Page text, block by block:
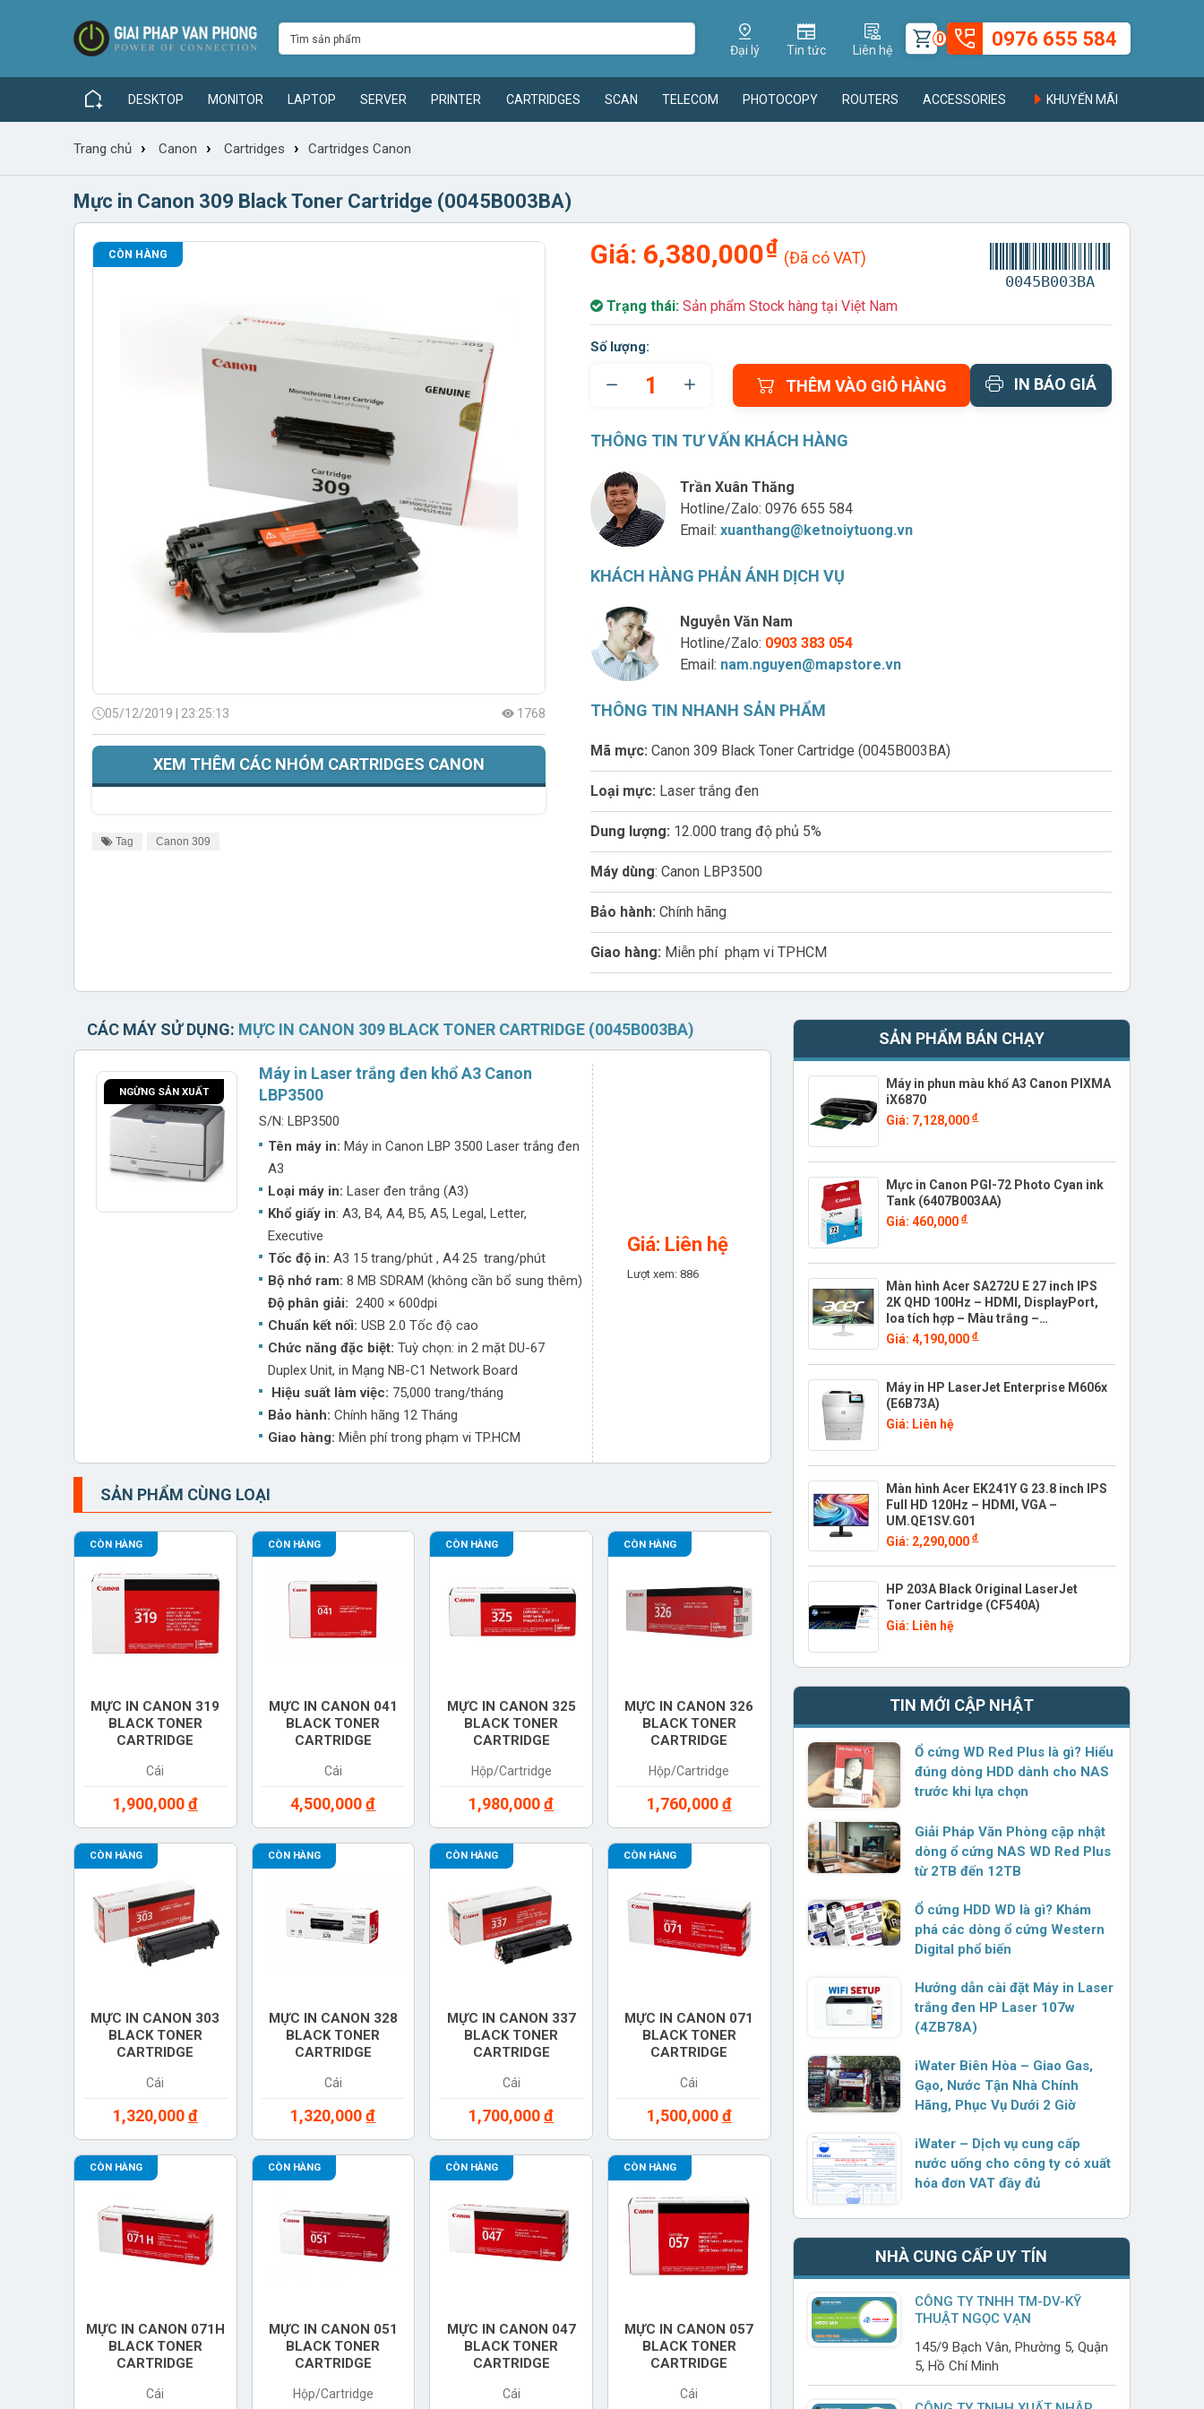
Đại lý Tin tức Liên hệ
0 0976 655 584
DESKTOP MONITOR LAPTOP SERVER PRINTER CARTRIDGES SCAN TELECOM PHOTOCOPY ROUTERS ACCESSORIES KHUYẾN MÃI
Trang chủ › Canon › Cartridges › Cartridges Canon
Mực in Canon 309 Black Toner Cartridge (0045B003BA)
CÒN HÀNG
05/12/2019 | 23:25:13 1768
XEM THÊM CÁC NHÓM CARTRIDGES CANON
Tag Canon 309
Giá: 6,380,000₫ (Đã có VAT)
0045B003BA
Trạng thái: Sản phẩm Stock hàng tại Việt Nam
Số lượng:
THÊM VÀO GIỎ HÀNG IN BÁO GIÁ
THÔNG TIN TƯ VẤN KHÁCH HÀNG
Trần Xuân Thăng
Hotline/Zalo: 0976 655 584
Email: xuanthang@ketnoiytuong.vn
KHÁCH HÀNG PHẢN ÁNH DỊCH VỤ
Nguyễn Văn Nam
Hotline/Zalo: 0903 383 054
Email: nam.nguyen@mapstore.vn
THÔNG TIN NHANH SẢN PHẨM
Mã mực: Canon 309 Black Toner Cartridge (0045B003BA)
Loại mực: Laser trắng đen
Dung lượng: 12.000 trang độ phủ 5%
Máy dùng: Canon LBP3500
Bảo hành: Chính hãng
Giao hàng: Miễn phí phạm vi TPHCM
CÁC MÁY SỬ DỤNG: MỰC IN CANON 309 BLACK TONER CARTRIDGE (0045B003BA)
NGỪNG SẢN XUẤT
Máy in Laser trắng đen khổ A3 Canon
LBP3500
S/N: LBP3500
Tên máy in: Máy in Canon LBP 3500 Laser trắng đen
A3
Loại máy in: Laser đen trắng (A3)
Khổ giấy in: A3, B4, A4, B5, A5, Legal, Letter,
Executive
Tốc độ in: A3 15 trang/phút , A4 25 trang/phút
Bộ nhớ ram: 8 MB SDRAM (không cần bổ sung thêm)
Độ phân giải: 2400 × 600dpi
Chuẩn kết nối: USB 2.0 Tốc độ cao
Chức năng đặc biệt: Tuỳ chọn: in 2 mặt DU-67
Duplex Unit, in Mạng NB-C1 Network Board
Hiệu suất làm việc: 75,000 trang/tháng
Bảo hành: Chính hãng 12 Tháng
Giao hàng: Miễn phí trong phạm vi TP.HCM
Giá: Liên hệ
Lượt xem: 886
SẢN PHẨM CÙNG LOẠI
CÒN HÀNG
MỰC IN CANON 319
BLACK TONER
CARTRIDGE
Cái
1,900,000đ
CÒN HÀNG
MỰC IN CANON 041
BLACK TONER
CARTRIDGE
Cái
4,500,000đ
CÒN HÀNG
MỰC IN CANON 325
BLACK TONER
CARTRIDGE
Hộp/Cartridge
1,980,000đ
CÒN HÀNG
MỰC IN CANON 326
BLACK TONER
CARTRIDGE
Hộp/Cartridge
1,760,000đ
CÒN HÀNG
MỰC IN CANON 303
BLACK TONER
CARTRIDGE
Cái
1,320,000đ
CÒN HÀNG
MỰC IN CANON 328
BLACK TONER
CARTRIDGE
Cái
1,320,000đ
CÒN HÀNG
MỰC IN CANON 337
BLACK TONER
CARTRIDGE
Cái
1,700,000đ
CÒN HÀNG
MỰC IN CANON 071
BLACK TONER
CARTRIDGE
Cái
1,500,000đ
CÒN HÀNG
MỰC IN CANON 071H
BLACK TONER
CARTRIDGE
Cái
CÒN HÀNG
MỰC IN CANON 051
BLACK TONER
CARTRIDGE
Hộp/Cartridge
CÒN HÀNG
MỰC IN CANON 047
BLACK TONER
CARTRIDGE
Cái
CÒN HÀNG
MỰC IN CANON 057
BLACK TONER
CARTRIDGE
Cái
SẢN PHẨM BÁN CHẠY
Máy in phun màu khổ A3 Canon PIXMA
iX6870
Giá: 7,128,000đ
Mực in Canon PGI-72 Photo Cyan ink
Tank (6407B003AA)
Giá: 460,000đ
Màn hình Acer SA272U E 27 inch IPS
2K QHD 100Hz – HDMI, DisplayPort,
loa tích hợp – Màu trắng –
UM.HS2SV.E03
Giá: 4,190,000đ
Máy in HP LaserJet Enterprise M606x
(E6B73A)
Giá: Liên hệ
Màn hình Acer EK241Y G 23.8 inch IPS
Full HD 120Hz – HDMI, VGA –
UM.QE1SV.G01
Giá: 2,290,000đ
HP 203A Black Original LaserJet
Toner Cartridge (CF540A)
Giá: Liên hệ
TIN MỚI CẬP NHẬT
Ổ cứng WD Red Plus là gì? Hiểu
đúng dòng HDD dành cho NAS
trước khi lựa chọn
Giải Pháp Văn Phòng cập nhật
dòng ổ cứng NAS WD Red Plus
từ 2TB đến 12TB
Ổ cứng HDD WD là gì? Khám
phá các dòng ổ cứng Western
Digital phổ biến
Hướng dẫn cài đặt Máy in Laser
trắng đen HP Laser 107w
(4ZB78A)
iWater Biên Hòa – Giao Gas,
Gạo, Nước Tận Nhà Chính
Hãng, Phục Vụ Dưới 2 Giờ
iWater – Dịch vụ cung cấp
nước uống cho công ty có xuất
hóa đơn VAT đầy đủ
NHÀ CUNG CẤP UY TÍN
CÔNG TY TNHH TM-DV-KỸ
THUẬT NGỌC VẠN
145/9 Bạch Vân, Phường 5, Quận
5, Hồ Chí Minh